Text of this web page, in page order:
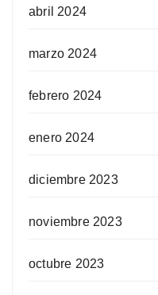
abril 2024
marzo 2024
febrero 2024
enero 2024
diciembre 2023
noviembre 2023
octubre 2023